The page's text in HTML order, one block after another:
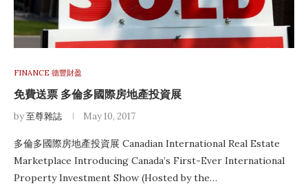
FINANCE 德豐財盈
免費送票 多倫多國際房地產投資展
by至尊雜誌 May 10, 2017
多倫多國際房地產投資展 Canadian International Real Estate
Marketplace Introducing Canada’s First-Ever International
Property Investment Show (Hosted by the…